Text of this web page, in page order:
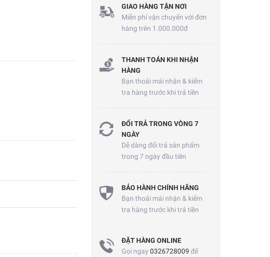
GIAO HÀNG TẬN NƠI
Miễn phí vận chuyển với đơn
hàng trên 1.000.000đ
THANH TOÁN KHI NHẬN
HÀNG
Bạn thoải mái nhận & kiểm
tra hàng trước khi trả tiền
ĐỔI TRẢ TRONG VÒNG 7
NGÀY
Dễ dàng đổi trả sản phẩm
trong 7 ngày đầu tiên
BẢO HÀNH CHÍNH HÃNG
Bạn thoải mái nhận & kiểm
tra hàng trước khi trả tiền
ĐẶT HÀNG ONLINE
Gọi ngay 0326728009 để